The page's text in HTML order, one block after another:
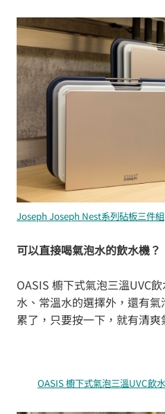
Joseph Joseph Nest系列砧板三件組
可以直接喝氣泡水的飲水機？
OASIS 櫥下式氣泡三溫UVC
水、常溫水的選擇外，還有
累了，只要按一下，就有清爽
OASIS 櫥下式氣泡三溫UVC飲